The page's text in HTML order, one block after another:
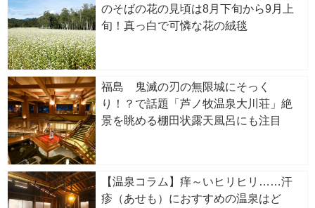
のそばの花の見頃は8月下旬から9月上
旬！真っ白で可憐な花の絨毯
福島 鬼滅の刃の無限城にそっく
り！？で話題「芦ノ牧温泉大川荘」絶
景を眺める棚田状露天風呂にも注目
【温泉コラム】痒～いヒリヒリ……汗
疹（あせも）におすすめの温泉はど